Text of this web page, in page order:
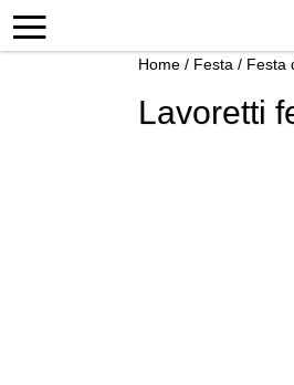
Home / Festa / Festa
Lavoretti